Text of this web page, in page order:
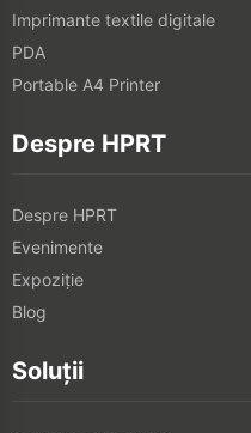
Imprimante textile digitale
PDA
Portable A4 Printer
Despre HPRT
Despre HPRT
Evenimente
Expoziţie
Blog
Soluții